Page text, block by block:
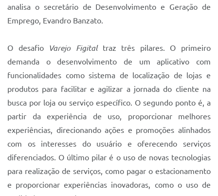
analisa o secretário de Desenvolvimento e Geração de
Emprego, Evandro Banzato.
O desafio Varejo Figital traz três pilares. O primeiro
demanda o desenvolvimento de um aplicativo com
funcionalidades como sistema de localização de lojas e
produtos para facilitar e agilizar a jornada do cliente na
busca por loja ou serviço específico. O segundo ponto é, a
partir da experiência de uso, proporcionar melhores
experiências, direcionando ações e promoções alinhados
com os interesses do usuário e oferecendo serviços
diferenciados. O último pilar é o uso de novas tecnologias
para realização de serviços, como pagar o estacionamento
e proporcionar experiências inovadoras, como o uso de